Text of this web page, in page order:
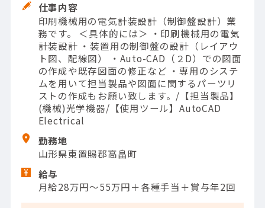
仕事内容
印刷機械用の電気計装設計（制御盤設計）業
務です。 ＜具体的には＞ ・印刷機械用の電気
計装設計 ・装置用の制御盤の設計（レイアウ
ト図、配線図） ・Auto-CAD（２D）での図面
の作成や既存図面の修正など ・専用のシステ
ムを用いて担当製品や図面に関するパーツリ
ストの作成もお願い致します。/【担当製品】
(機械)光学機器/【使用ツール】AutoCAD
Electrical
勤務地
山形県東置賜郡高畠町
給与
月給28万円～55万円＋各種手当＋賞与年2回